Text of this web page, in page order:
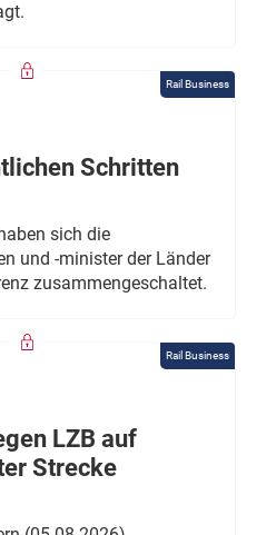
Rail Business
Schritten
sich die
und -minister der Länder
zusammengeschaltet.
Rail Business
LZB auf
Strecke